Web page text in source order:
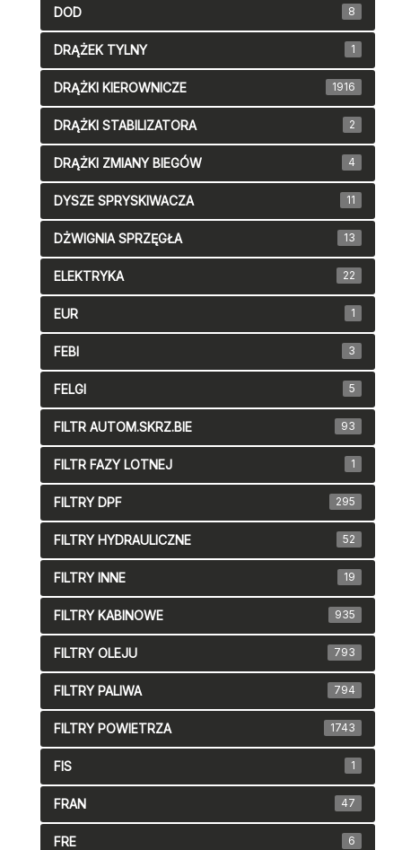
DOD 8
DRĄŻEK TYLNY 1
DRĄŻKI KIEROWNICZE 1916
DRĄŻKI STABILIZATORA 2
DRĄŻKI ZMIANY BIEGÓW 4
DYSZE SPRYSKIWACZA 11
DŻWIGNIA SPRZĘGŁA 13
ELEKTRYKA 22
EUR 1
FEBI 3
FELGI 5
FILTR AUTOM.SKRZ.BIE 93
FILTR FAZY LOTNEJ 1
FILTRY DPF 295
FILTRY HYDRAULICZNE 52
FILTRY INNE 19
FILTRY KABINOWE 935
FILTRY OLEJU 793
FILTRY PALIWA 794
FILTRY POWIETRZA 1743
FIS 1
FRAN 47
FRE 6